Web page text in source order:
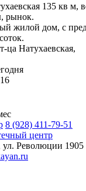
135 кв м,
рынок.
жилой дом, c
ца Натухаевская,
8 (928) 411-79-51
ул. Революции 1905